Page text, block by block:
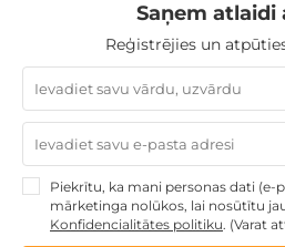
KOMPĀNIJAI
Bauska,Atpūtas komplekss
300€
Dāvanas TĒVA DIENĀ Derīgs
maija brīvdienās
Atpūta valsts
Saņem atlaidi
Reģistrējies un
Piekrītu, ka mani personas dati (e-
mārketinga nolūkos, lai nosūtītu
Konfidencialitātes politiku. (Varat